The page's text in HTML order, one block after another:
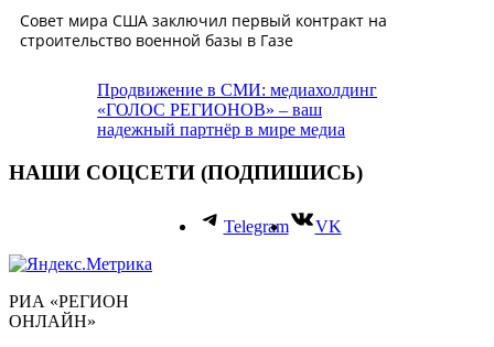
Продвижение в СМИ: медиахолдинг
«ГОЛОС РЕГИОНОВ» – ваш
надежный партнёр в мире медиа
НАШИ СОЦСЕТИ (ПОДПИШИСЬ)
Telegram VK
РИА «РЕГИОН
ОНЛАЙН»